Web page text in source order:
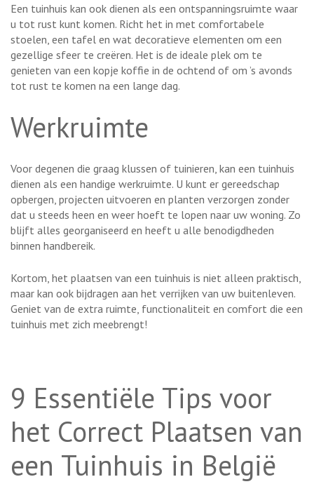
Een tuinhuis kan ook dienen als een ontspanningsruimte waar
u tot rust kunt komen. Richt het in met comfortabele
stoelen, een tafel en wat decoratieve elementen om een
gezellige sfeer te creëren. Het is de ideale plek om te
genieten van een kopje koffie in de ochtend of om ’s avonds
tot rust te komen na een lange dag.
Werkruimte
Voor degenen die graag klussen of tuinieren, kan een tuinhuis
dienen als een handige werkruimte. U kunt er gereedschap
opbergen, projecten uitvoeren en planten verzorgen zonder
dat u steeds heen en weer hoeft te lopen naar uw woning. Zo
blijft alles georganiseerd en heeft u alle benodigdheden
binnen handbereik.
Kortom, het plaatsen van een tuinhuis is niet alleen praktisch,
maar kan ook bijdragen aan het verrijken van uw buitenleven.
Geniet van de extra ruimte, functionaliteit en comfort die een
tuinhuis met zich meebrengt!
9 Essentiële Tips voor
het Correct Plaatsen van
een Tuinhuis in België